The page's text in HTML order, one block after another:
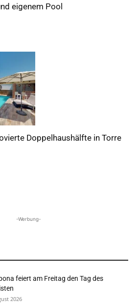
eigenem Pool
Doppelhaushälfte in Torre
-Werbung-
feiert am Freitag den Tag des
2026